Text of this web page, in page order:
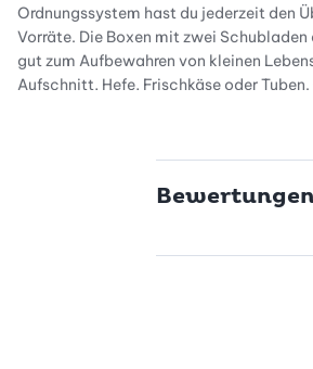
Ordnungssystem hast du jederzeit den
Vorräte. Die Boxen mit zwei
gut zum Aufbewahren von kleinen
Aufschnitt, Hefe, Frischkäse oder
vergessen gehen. Das wird dir mit
einfach und schnell an die Lebensmittel,